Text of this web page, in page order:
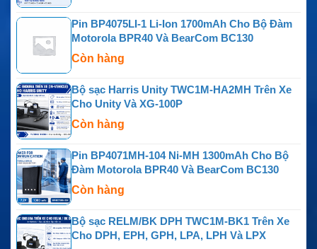
Pin BP4075LI-1 Li-Ion 1700mAh Cho Bộ Đàm
Motorola BPR40 Và BearCom BC130
Còn hàng
Bộ sạc Harris Unity TWC1M-HA2MH Trên Xe
Cho Unity Và XG-100P
Còn hàng
Pin BP4071MH-104 Ni-MH 1300mAh Cho Bộ
Đàm Motorola BPR40 Và BearCom BC130
Còn hàng
Bộ sạc RELM/BK DPH TWC1M-BK1 Trên Xe
Cho DPH, EPH, GPH, LPA, LPH Và LPX